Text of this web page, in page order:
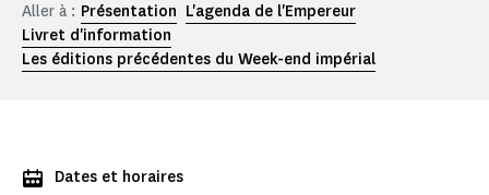
Aller à : Présentation L'agenda de l'Empereur
Livret d'information
Les éditions précédentes du Week-end impérial
Dates et horaires